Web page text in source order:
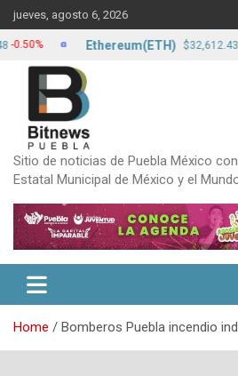
Skip
to
content
jueves, agosto 6, 2026
Sitio de noticias de Puebla México
Estatal Municipal de México y el
Home Bomberos Puebla incendio
Ethereum(ETH) $32,612.43 0.00%